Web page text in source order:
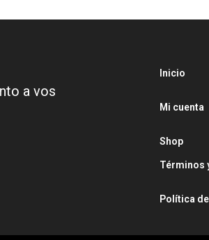
a vos
Inicio
Mi cuenta
Shop
Términos
Política